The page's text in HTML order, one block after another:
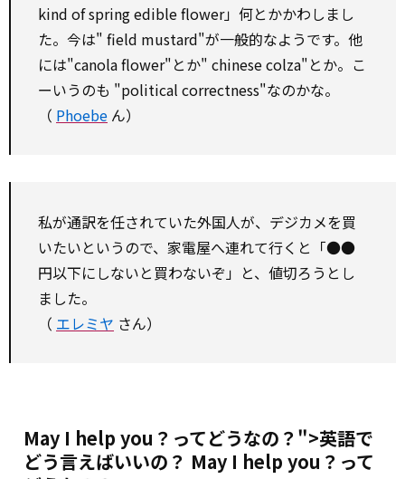
kind ofspringedibleflower」何とかかわしまし
た。今は" field mustard"が一般的なようです。他
には"canola flower"とか" chinese colza"とか。こ
ーいうのも "political correctness"なのかな。
（ Phoebe ん）
私が通訳を任されていた外国人が、デジカメを買
いたいというので、家電屋へ連れて行くと「●●
円以下にしないと買わないぞ」と、値切ろうとし
ました。
（ エレミヤ さん）
May I help you？ってどうなの？">英語で
どう言えばいいの？ May I help you？って